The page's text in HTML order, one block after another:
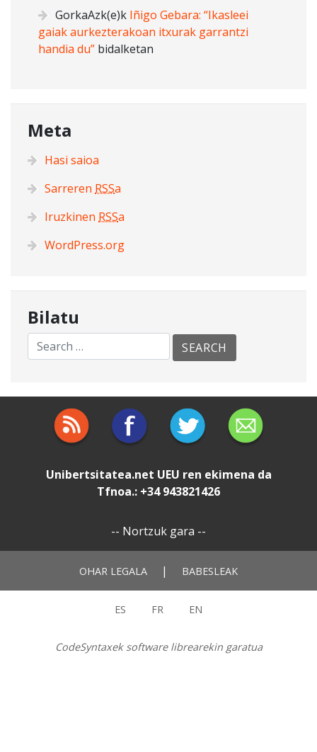
GorkaAzk(e)k Iñigo Gebara: “Ikasleei
gaiak aurkezterakoan itxurak garrantzi
handia du” bidalketan
Meta
Hasi saioa
Sarreren RSSa
Iruzkinen RSSa
WordPress.org
Bilatu
Unibertsitatea.net UEU ren ekimena da
Tfnoa.: +34 943821426
-- Nortzuk gara --
OHAR LEGALA | BABESLEAK
ES FR EN
CodeSyntaxek software librearekin garatua